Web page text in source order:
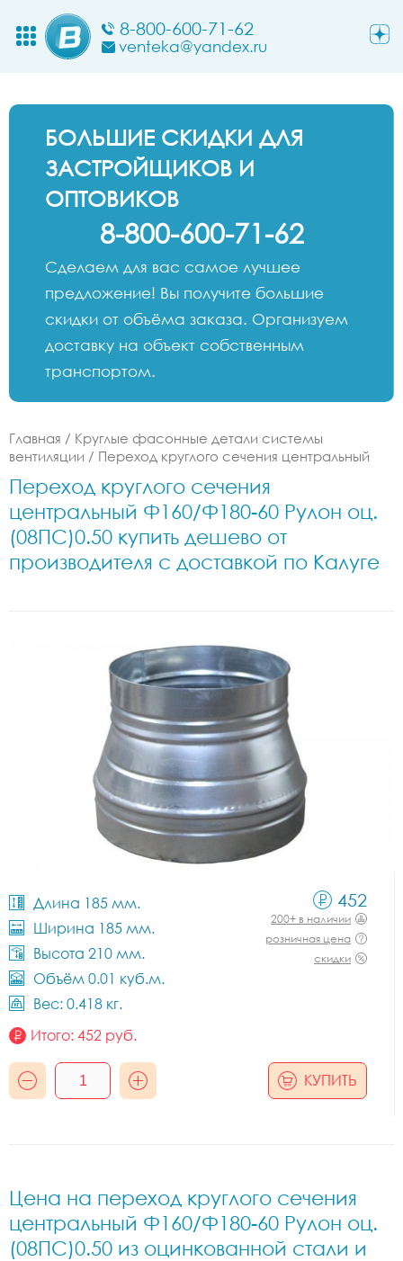
8-800-600-71-62
venteka@yandex.ru
БОЛЬШИЕ СКИДКИ ДЛЯ
ЗАСТРОЙЩИКОВ И
ОПТОВИКОВ
8-800-600-71-62
Сделаем для вас самое лучшее
предложение! Вы получите большие
скидки от объёма заказа. Организуем
доставку на объект собственным
транспортом.
Главная / Круглые фасонные детали системы
вентиляции / Переход круглого сечения центральный
Переход круглого сечения
центральный Ф160/Ф180-60 Рулон оц.
(08ПС)0.50 купить дешево от
производителя с доставкой по Калуге
Длина 185 мм.
Ширина 185 мм.
Высота 210 мм.
Объём 0.01 куб.м.
Вес: 0.418 кг.
452
200+ в наличии
розничная цена
скидки
Итого: 452 руб.
КУПИТЬ
Цена на переход круглого сечения
центральный Ф160/Ф180-60 Рулон оц.
(08ПС)0.50 из оцинкованной стали и